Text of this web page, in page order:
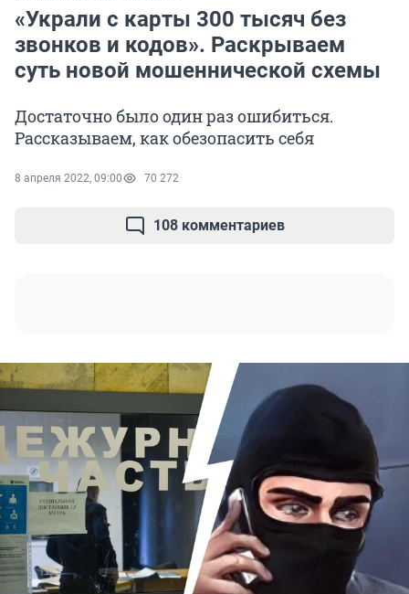
«Украли с карты 300 тысяч без
звонков и кодов». Раскрываем
суть новой мошеннической схемы
Достаточно было один раз ошибиться.
Рассказываем, как обезопасить себя
8 апреля 2022, 09:00 70 272
108 комментариев